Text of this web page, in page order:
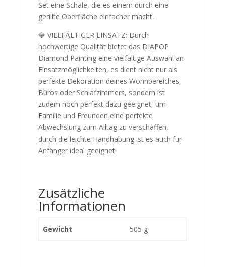
Set eine Schale, die es einem durch eine
gerillte Oberfläche einfacher macht.
💎 VIELFÄLTIGER EINSATZ: Durch
hochwertige Qualität bietet das DIAPOP
Diamond Painting eine vielfältige Auswahl an
Einsatzmöglichkeiten, es dient nicht nur als
perfekte Dekoration deines Wohnbereiches,
Büros oder Schlafzimmers, sondern ist
zudem noch perfekt dazu geeignet, um
Familie und Freunden eine perfekte
Abwechslung zum Alltag zu verschaffen,
durch die leichte Handhabung ist es auch für
Anfänger ideal geeignet!
Zusätzliche
Informationen
Gewicht 505 g